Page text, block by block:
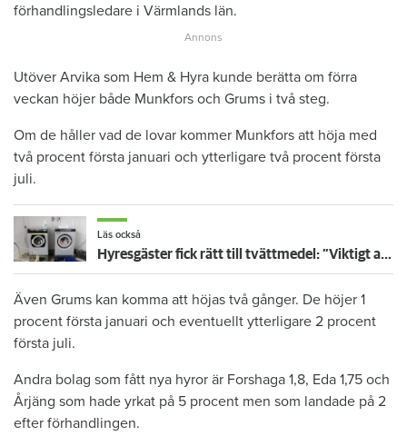
förhandlingsledare i Värmlands län.
Utöver Arvika som Hem & Hyra kunde berätta om förra
veckan höjer både Munkfors och Grums i två steg.
Om de håller vad de lovar kommer Munkfors att höja med
två procent första januari och ytterligare två procent första
juli.
Läs också
Hyresgäster fick rätt till tvättmedel: ”Viktigt att våga komma med kreativa idéer”
Även Grums kan komma att höjas två gånger. De höjer 1
procent första januari och eventuellt ytterligare 2 procent
första juli.
Andra bolag som fått nya hyror är Forshaga 1,8, Eda 1,75 och
Årjäng som hade yrkat på 5 procent men som landade på 2
efter förhandlingen.